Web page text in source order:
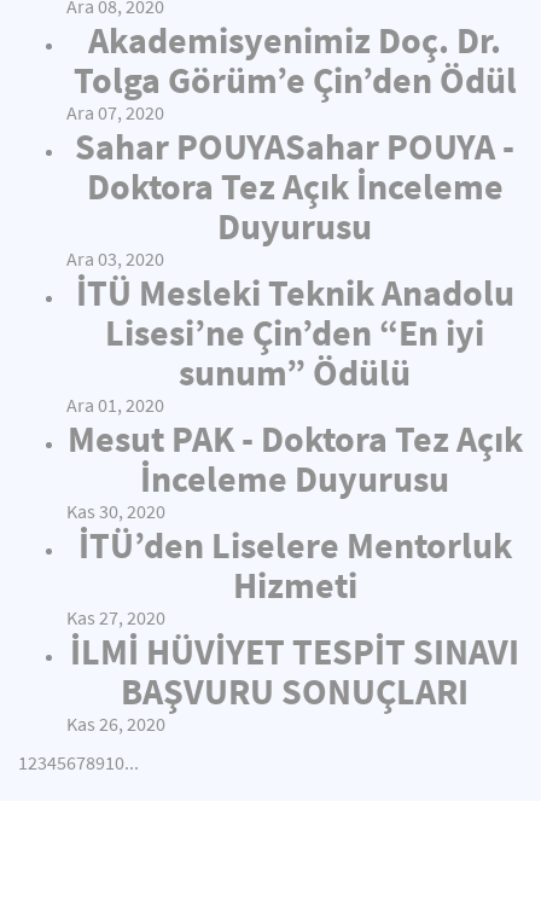
Ara 08, 2020
Akademisyenimiz Doç. Dr.
Tolga Görüm’e Çin’den Ödül
Ara 07, 2020
Sahar POUYASahar POUYA -
Doktora Tez Açık İnceleme
Duyurusu
Ara 03, 2020
İTÜ Mesleki Teknik Anadolu
Lisesi’ne Çin’den “En iyi
sunum” Ödülü
Ara 01, 2020
Mesut PAK - Doktora Tez Açık
İnceleme Duyurusu
Kas 30, 2020
İTÜ’den Liselere Mentorluk
Hizmeti
Kas 27, 2020
İLMİ HÜVİYET TESPİT SINAVI
BAŞVURU SONUÇLARI
Kas 26, 2020
12345678910...